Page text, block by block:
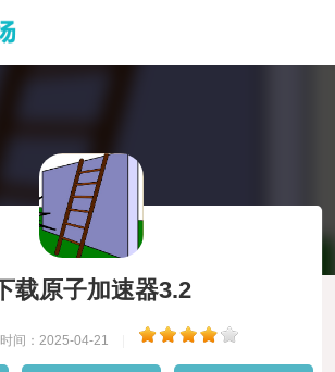
下载原子加速器3.2
时间：2025-04-21